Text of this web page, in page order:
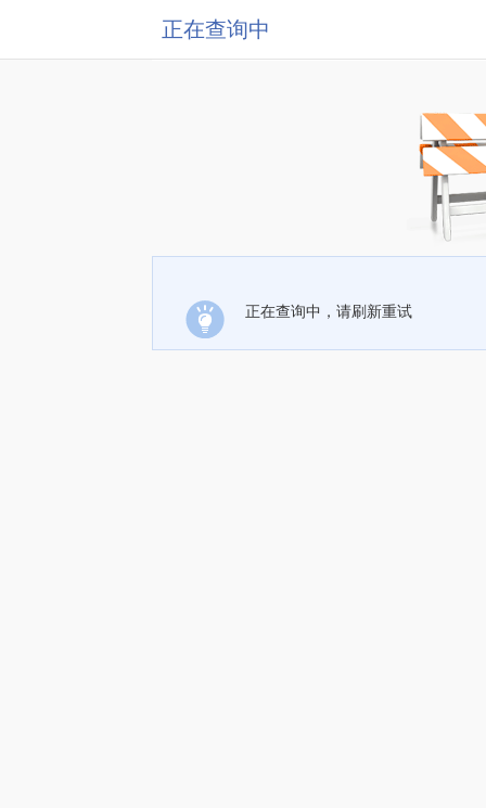
正在查询中
正在查询中，请刷新重试